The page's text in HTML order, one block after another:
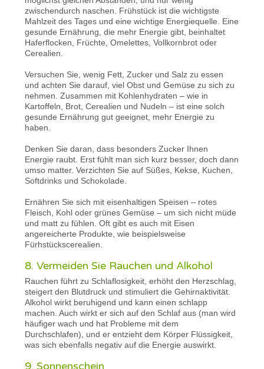
zwischendurch naschen. Frühstück ist die wichtigste
Mahlzeit des Tages und eine wichtige Energiequelle. Eine
gesunde Ernährung, die mehr Energie gibt, beinhaltet
Haferflocken, Früchte, Omelettes, Vollkornbrot oder
Cerealien.
Versuchen Sie, wenig Fett, Zucker und Salz zu essen
und achten Sie darauf, viel Obst und Gemüse zu sich zu
nehmen. Zusammen mit Kohlenhydraten – wie in
Kartoffeln, Brot, Cerealien und Nudeln – ist eine solch
gesunde Ernährung gut geeignet, mehr Energie zu
haben.
Denken Sie daran, dass besonders Zucker Ihnen
Energie raubt. Erst fühlt man sich kurz besser, doch dann
umso matter. Verzichten Sie auf Süßes, Kekse, Kuchen,
Softdrinks und Schokolade.
Ernähren Sie sich mit eisenhaltigen Speisen – rotes
Fleisch, Kohl oder grünes Gemüse – um sich nicht müde
und matt zu fühlen. Oft gibt es auch mit Eisen
angereicherte Produkte, wie beispielsweise
Fürhstückscerealien.
8. Vermeiden Sie Rauchen und Alkohol
Rauchen führt zu Schlaflosigkeit, erhöht den Herzschlag,
steigert den Blutdruck und stimuliert die Gehirnaktivität.
Alkohol wirkt beruhigend und kann einen schlapp
machen. Auch wirkt er sich auf den Schlaf aus (man wird
häufiger wach und hat Probleme mit dem
Durchschlafen), und er entzieht dem Körper Flüssigkeit,
was sich ebenfalls negativ auf die Energie auswirkt.
9. Sonnenschein